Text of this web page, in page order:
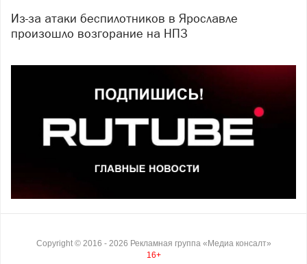
Из-за атаки беспилотников в Ярославле
произошло возгорание на НПЗ
Copyright © 2016 - 2026 Рекламная группа «Медиа консалт»
16+